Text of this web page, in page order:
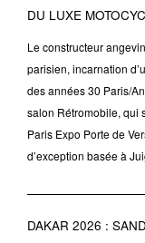
DU LUXE
Le constructeur
parisien, incarnation
des années 30 Paris/
salon Rétromobile, qui
Paris Expo Porte de
d’exception basée à
DAKAR 2026 :